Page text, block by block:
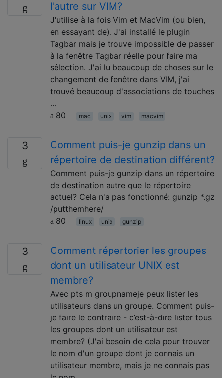
l'autre sur VIM?
J'utilise à la fois Vim et MacVim (ou bien,
en essayant de). J'ai installé le plugin
Tagbar mais je trouve impossible de passer
à la fenêtre Tagbar réelle pour faire ma
sélection. J'ai lu beaucoup de choses sur le
changement de fenêtre dans VIM, j'ai
trouvé beaucoup d'associations de touches
…
80
mac unix vim macvim
3
Comment puis-je gunzip dans un
répertoire de destination différent?
Comment puis-je gunzip dans un répertoire
de destination autre que le répertoire
actuel? Cela n'a pas fonctionné: gunzip *.gz
/putthemhere/
80
linux unix gunzip
3
Comment répertorier les groupes
dont un utilisateur UNIX est
membre?
Avec pts m groupnameje peux lister les
utilisateurs dans un groupe. Comment puis-
je faire le contraire - c’est-à-dire lister tous
les groupes dont un utilisateur est
membre? (J'ai besoin de cela pour trouver
le nom d'un groupe dont je connais un
utilisateur membre, mais je ne connais pas